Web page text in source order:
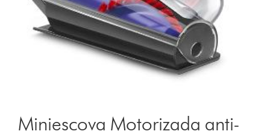
Miniescova Motorizada anti-